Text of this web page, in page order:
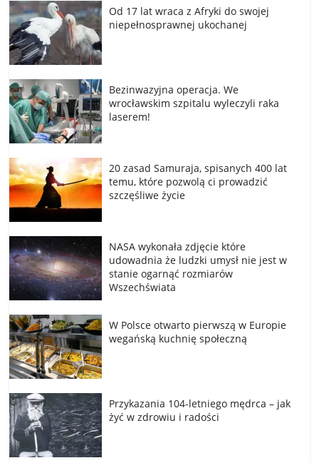
Od 17 lat wraca z Afryki do swojej
niepełnosprawnej ukochanej
Bezinwazyjna operacja. We
wrocławskim szpitalu wyleczyli raka
laserem!
20 zasad Samuraja, spisanych 400 lat
temu, które pozwolą ci prowadzić
szczęśliwe życie
NASA wykonała zdjęcie które
udowadnia że ludzki umysł nie jest w
stanie ogarnąć rozmiarów
Wszechświata
W Polsce otwarto pierwszą w Europie
wegańską kuchnię społeczną
Przykazania 104-letniego mędrca – jak
żyć w zdrowiu i radości